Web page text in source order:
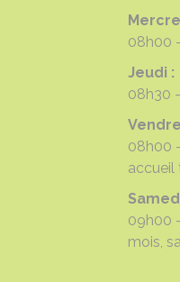
08h00
Jeudi :
08h30
08h00
accueil
09h00
mois,